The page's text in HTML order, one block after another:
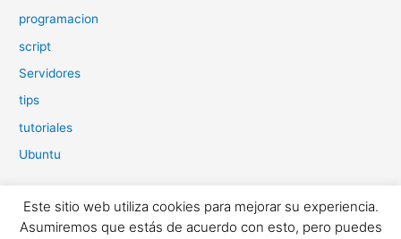
programacion
script
Servidores
tips
tutoriales
Ubuntu
Copyright © 2026 Ubublog | Desarrollado por
Astra Tema
Este sitio web utiliza cookies para mejorar su experiencia.
Asumiremos que estás de acuerdo con esto, pero puedes